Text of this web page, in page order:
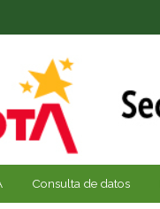
Consulta de datos